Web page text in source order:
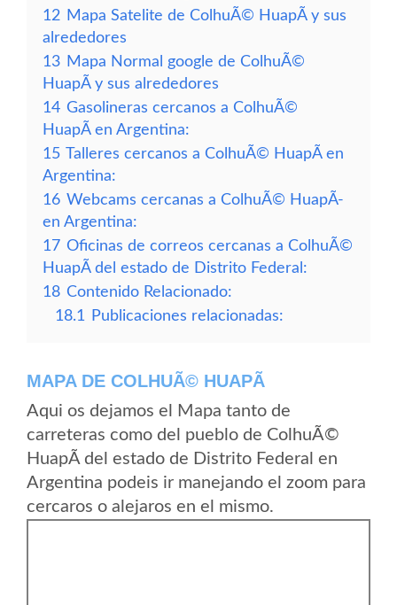
12 Mapa Satelite de ColhuÃ© HuapÃ­ y sus
alrededores
13 Mapa Normal google de ColhuÃ©
HuapÃ­ y sus alrededores
14 Gasolineras cercanos a ColhuÃ©
HuapÃ­ en Argentina:
15 Talleres cercanos a ColhuÃ© HuapÃ­ en
Argentina:
16 Webcams cercanas a ColhuÃ© HuapÃ­
en Argentina:
17 Oficinas de correos cercanas a ColhuÃ©
HuapÃ­ del estado de Distrito Federal:
18 Contenido Relacionado:
18.1
Publicaciones relacionadas:
MAPA DE COLHUÃ© HUAPÃ­
Aqui os dejamos el Mapa tanto de
carreteras como del pueblo de ColhuÃ©
HuapÃ­ del estado de Distrito Federal en
Argentina podeis ir manejando el zoom para
cercaros o alejaros en el mismo.